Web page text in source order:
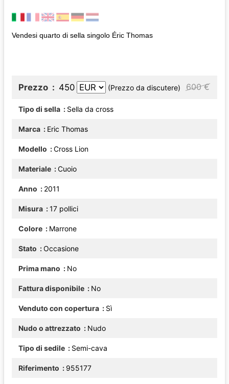
Vendesi quarto di sella singolo Éric Thomas
Prezzo 450 (Prezzo da discutere) 600 €
Tipo di sella Sella da cross
Marca Eric Thomas
Modello Cross Lion
Materiale Cuoio
Anno 2011
Misura 17 pollici
Colore Marrone
Stato Occasione
Prima mano No
Fattura disponibile No
Venduto con copertura Sì
Nudo o attrezzato Nudo
Tipo di sedile Semi-cava
Riferimento 955177